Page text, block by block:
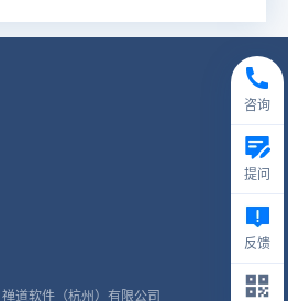
禅道软件（杭州）有限公司
咨询
提问
反馈